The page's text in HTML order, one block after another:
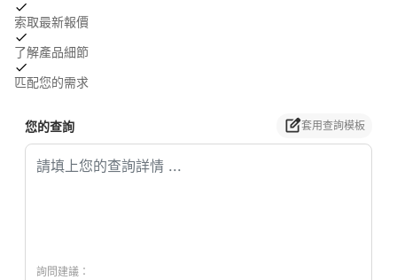
索取最新報價
了解產品細節
匹配您的需求
您的查詢 套用查詢模板
詢問建議：